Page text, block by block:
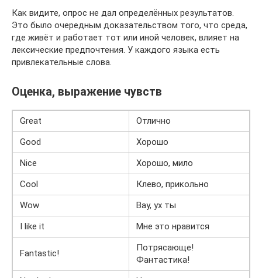
Как видите, опрос не дал определённых результатов.
Это было очередным доказательством того, что среда,
где живёт и работает тот или иной человек, влияет на
лексические предпочтения. У каждого языка есть
привлекательные слова.
Оценка, выражение чувств
Great
Отлично
Good
Хорошо
Nice
Хорошо, мило
Cool
Клево, прикольно
Wow
Вау, ух ты
I like it
Мне это нравится
Fantastic!
Потрясающе!
Фантастика!